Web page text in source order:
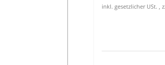
inkl. gesetzlicher USt. ,